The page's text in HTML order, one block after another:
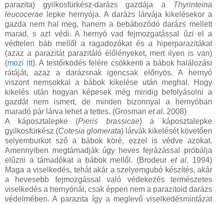
parazita) gyilkosfürkész-darázs gazdája a Thyrinteina
leucocerae lepke hernyója. A darázs lárvája kikelésekor a
gazda nem hal meg, hanem a bebábozódó darázs mellett
marad, s azt védi. A hernyó vad fejmozgatással űzi el a
védtelen báb mellől a ragadozókat és a hiperparazitákat
(azaz a parazitát parazitáló élőlényeket, mert ilyen is van)
(mozi itt). A testőrködés felére csökkenti a bábok halálozási
rátáját, azaz a darázsnak igencsak előnyös. A hernyó
viszont nemsokkal a bábok kikelése után meghal. Hogy
kikelés után hogyan képesek még mindig befolyásolni a
gazdát nem ismert, de minden bizonnyal a hernyóban
maradó pár lárva lehet a tettes. (Grosman et al. 2008)
A káposztalepke (Pieris brassicae) a káposztalepke
gyilkosfürkész (Cotesia glomerata) lárvák kikelését követően
selyemburkot sző a bábok köré, ezzel is védve azokat.
Amennyiben megtámadják úgy heves fejrázással próbálja
elűzni a támadókat a bábok mellől. (Brodeur et al. 1994)
Maga a viselkedés, tehát akár a szelyemgubó készítés, akár
a hevesebb fejmozgással való védekezés természetes
viselkedés a hernyónál, csak éppen nem a parazitoid darázs
védelmében. A parazita így a meglevő viselkedésmintázat